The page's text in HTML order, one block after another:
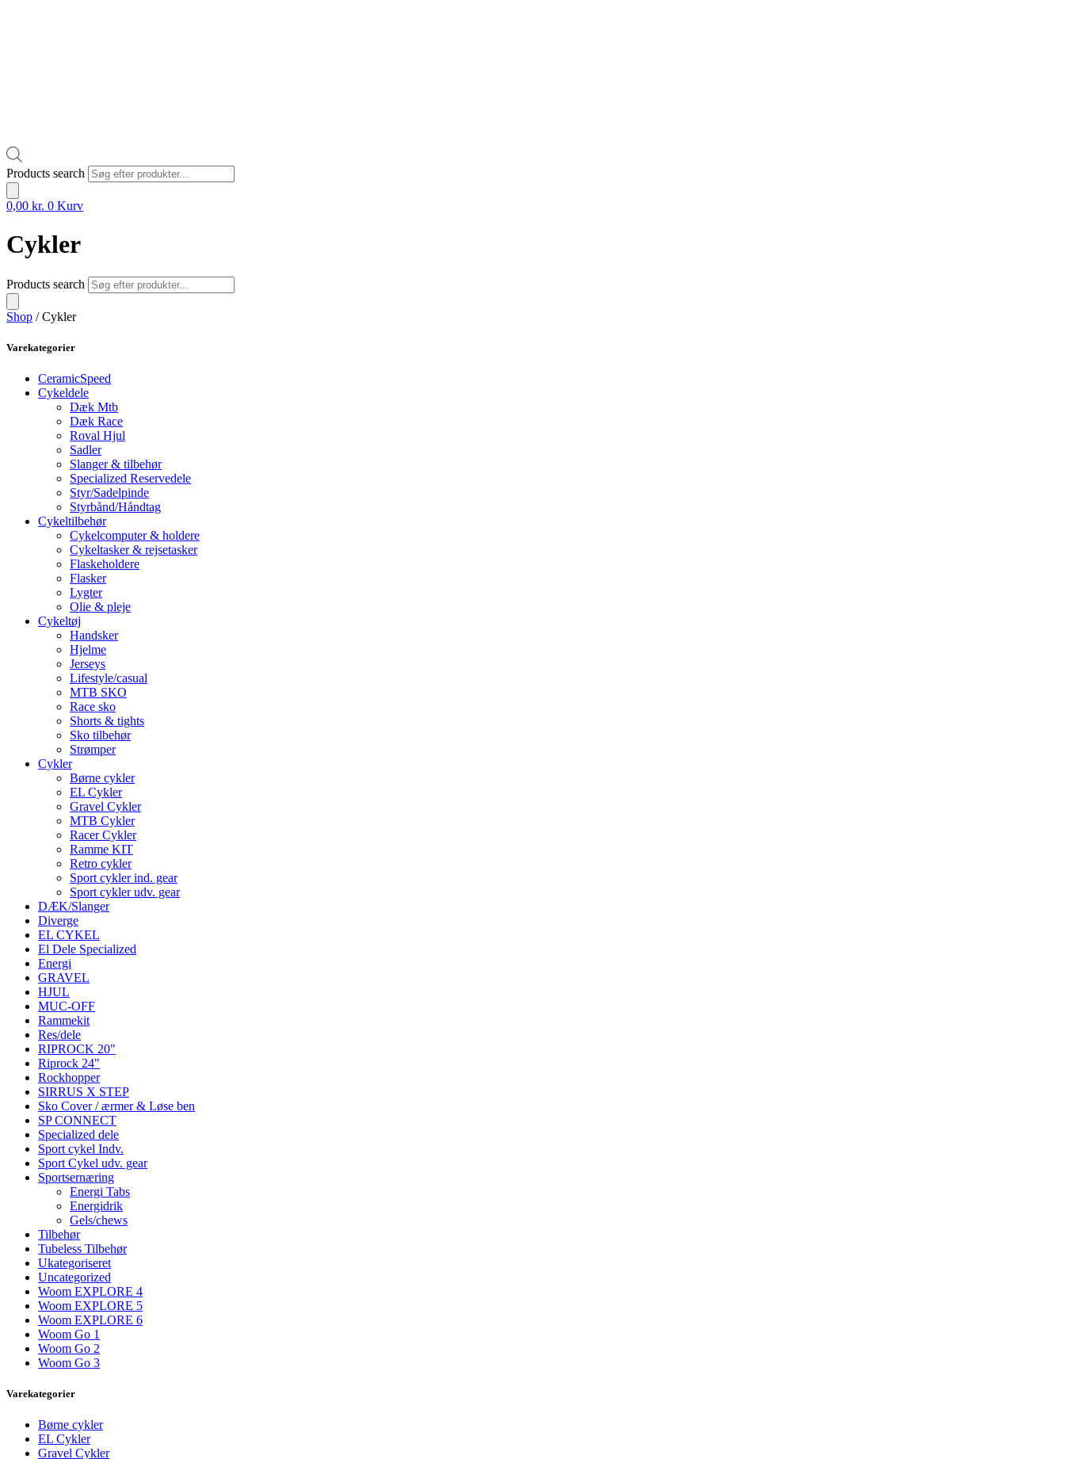
Products search
0,00 kr. 0 Kurv
Cykler
Products search
Shop / Cykler
Varekategorier
CeramicSpeed
Cykeldele
Dæk Mtb
Dæk Race
Roval Hjul
Sadler
Slanger & tilbehør
Specialized Reservedele
Styr/Sadelpinde
Styrbånd/Håndtag
Cykeltilbehør
Cykelcomputer & holdere
Cykeltasker & rejsetasker
Flaskeholdere
Flasker
Lygter
Olie & pleje
Cykeltøj
Handsker
Hjelme
Jerseys
Lifestyle/casual
MTB SKO
Race sko
Shorts & tights
Sko tilbehør
Strømper
Cykler
Børne cykler
EL Cykler
Gravel Cykler
MTB Cykler
Racer Cykler
Ramme KIT
Retro cykler
Sport cykler ind. gear
Sport cykler udv. gear
DÆK/Slanger
Diverge
EL CYKEL
El Dele Specialized
Energi
GRAVEL
HJUL
MUC-OFF
Rammekit
Res/dele
RIPROCK 20"
Riprock 24"
Rockhopper
SIRRUS X STEP
Sko Cover / ærmer & Løse ben
SP CONNECT
Specialized dele
Sport cykel Indv.
Sport Cykel udv. gear
Sportsernæring
Energi Tabs
Energidrik
Gels/chews
Tilbehør
Tubeless Tilbehør
Ukategoriseret
Uncategorized
Woom EXPLORE 4
Woom EXPLORE 5
Woom EXPLORE 6
Woom Go 1
Woom Go 2
Woom Go 3
Varekategorier
Børne cykler
EL Cykler
Gravel Cykler